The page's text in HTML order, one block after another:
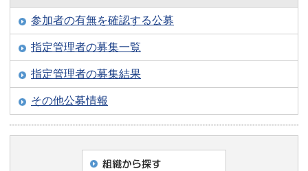
参加者の有無を確認する公募
指定管理者の募集一覧
指定管理者の募集結果
その他公募情報